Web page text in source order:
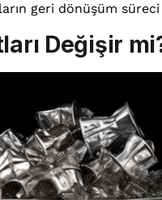
geri dönüşüm
Değişir